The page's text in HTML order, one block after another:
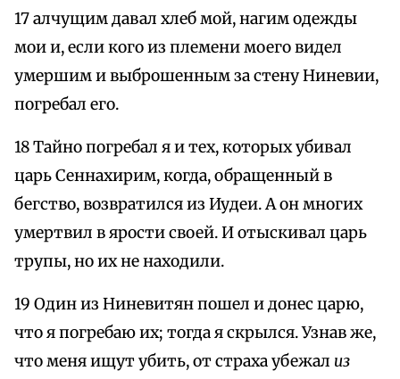
17 алчущим давал хлеб мой, нагим одежды
мои и, если кого из племени моего видел
умершим и выброшенным за стену Ниневии,
погребал его.
18 Тайно погребал я и тех, которых убивал
царь Сеннахирим, когда, обращенный в
бегство, возвратился из Иудеи. А он многих
умертвил в ярости своей. И отыскивал царь
трупы, но их не находили.
19 Один из Ниневитян пошел и донес царю,
что я погребаю их; тогда я скрылся. Узнав же,
что меня ищут убить, от страха убежал из